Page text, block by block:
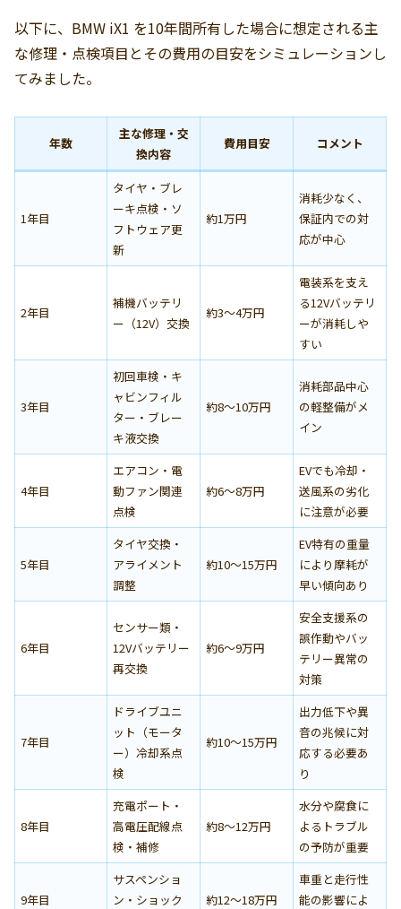
以下に、BMW iX1 を10年間所有した場合に想定される主
な修理・点検項目とその費用の目安をシミュレーションし
てみました。
年数
主な修理・交
換内容
費用目安 コメント
1年目
タイヤ・ブレ
ーキ点検・ソ
フトウェア更
新
約1万円
消耗少なく、
保証内での対
応が中心
2年目
補機バッテリ
ー（12V）交換
約3〜4万円
電装系を支え
る12Vバッテリ
ーが消耗しや
すい
3年目
初回車検・キ
ャビンフィル
ター・ブレー
キ液交換
約8〜10万円
消耗部品中心
の軽整備がメ
イン
4年目
エアコン・電
動ファン関連
点検
約6〜8万円
EVでも冷却・
送風系の劣化
に注意が必要
5年目
タイヤ交換・
アライメント
調整
約10〜15万円
EV特有の重量
により摩耗が
早い傾向あり
6年目
センサー類・
12Vバッテリー
再交換
約6〜9万円
安全支援系の
誤作動やバッ
テリー異常の
対策
7年目
ドライブユニ
ット（モータ
ー）冷却系点
検
約10〜15万円
出力低下や異
音の兆候に対
応する必要あ
り
8年目
充電ポート・
高電圧配線点
検・補修
約8〜12万円
水分や腐食に
よるトラブル
の予防が重要
9年目
サスペンショ
ン・ショック
約12〜18万円
車重と走行性
能の影響によ